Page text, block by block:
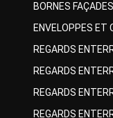
BORNES
ENVELOPPES ET
REGARDS
REGARDS
REGARDS
REGARDS